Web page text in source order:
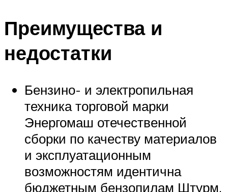
Преимущества и
недостатки
Бензино- и электропильная
техника торговой марки
Энергомаш отечественной
сборки по качеству материалов
и эксплуатационным
возможностям идентична
бюджетным бензопилам Штурм,